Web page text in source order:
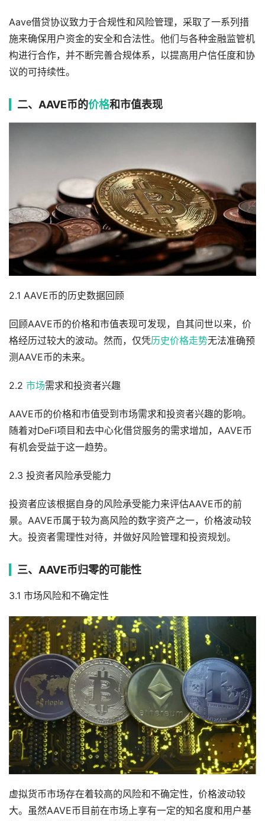
Aave借贷协议致力于合规性和风险管理，采取了一系列措
施来确保用户资金的安全和合法性。他们与各种金融监管机
构进行合作，并不断完善合规体系，以提高用户信任度和协
议的可持续性。
二、AAVE币的价格和市值表现
2.1 AAVE币的历史数据回顾
回顾AAVE币的价格和市值表现可发现，自其问世以来，价
格经历过较大的波动。然而，仅凭历史价格走势无法准确预
测AAVE币的未来。
2.2 市场需求和投资者兴趣
AAVE币的价格和市值受到市场需求和投资者兴趣的影响。
随着对DeFi项目和去中心化借贷服务的需求增加，AAVE币
有机会受益于这一趋势。
2.3 投资者风险承受能力
投资者应该根据自身的风险承受能力来评估AAVE币的前
景。AAVE币属于较为高风险的数字资产之一，价格波动较
大。投资者需理性对待，并做好风险管理和投资规划。
三、AAVE币归零的可能性
3.1 市场风险和不确定性
虚拟货币市场存在着较高的风险和不确定性，价格波动较
大。虽然AAVE币目前在市场上享有一定的知名度和用户基